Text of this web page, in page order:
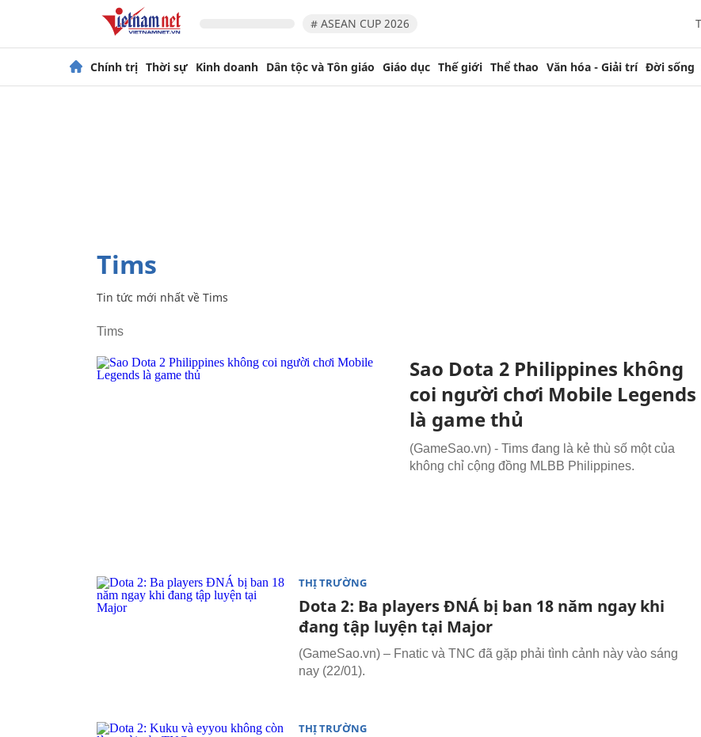
# ASEAN CUP 2026
Chính trị Thời sự Kinh doanh Dân tộc và Tôn giáo Giáo dục Thế giới Thể thao Văn hóa - Giải trí Đời sống
Tims
Tin tức mới nhất về Tims
Tims
Sao Dota 2 Philippines không
coi người chơi Mobile Legends
là game thủ
(GameSao.vn) - Tims đang là kẻ thù số một của
không chỉ cộng đồng MLBB Philippines.
THỊ TRƯỜNG
Dota 2: Ba players ĐNÁ bị ban 18 năm ngay khi
đang tập luyện tại Major
(GameSao.vn) – Fnatic và TNC đã gặp phải tình cảnh này vào sáng
nay (22/01).
THỊ TRƯỜNG